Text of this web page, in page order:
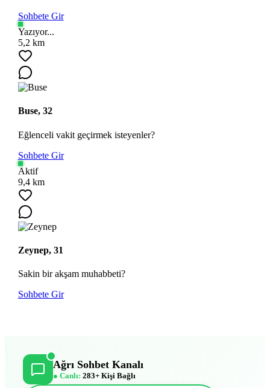
Sohbete Gir
Yazıyor...
5,2 km
Buse, 32
Eğlenceli vakit geçirmek isteyenler?
Sohbete Gir
Aktif
9,4 km
Zeynep, 31
Sakin bir akşam muhabbeti?
Sohbete Gir
Ağrı Sohbet Kanalı
● Canlı: 283+ Kişi Bağlı